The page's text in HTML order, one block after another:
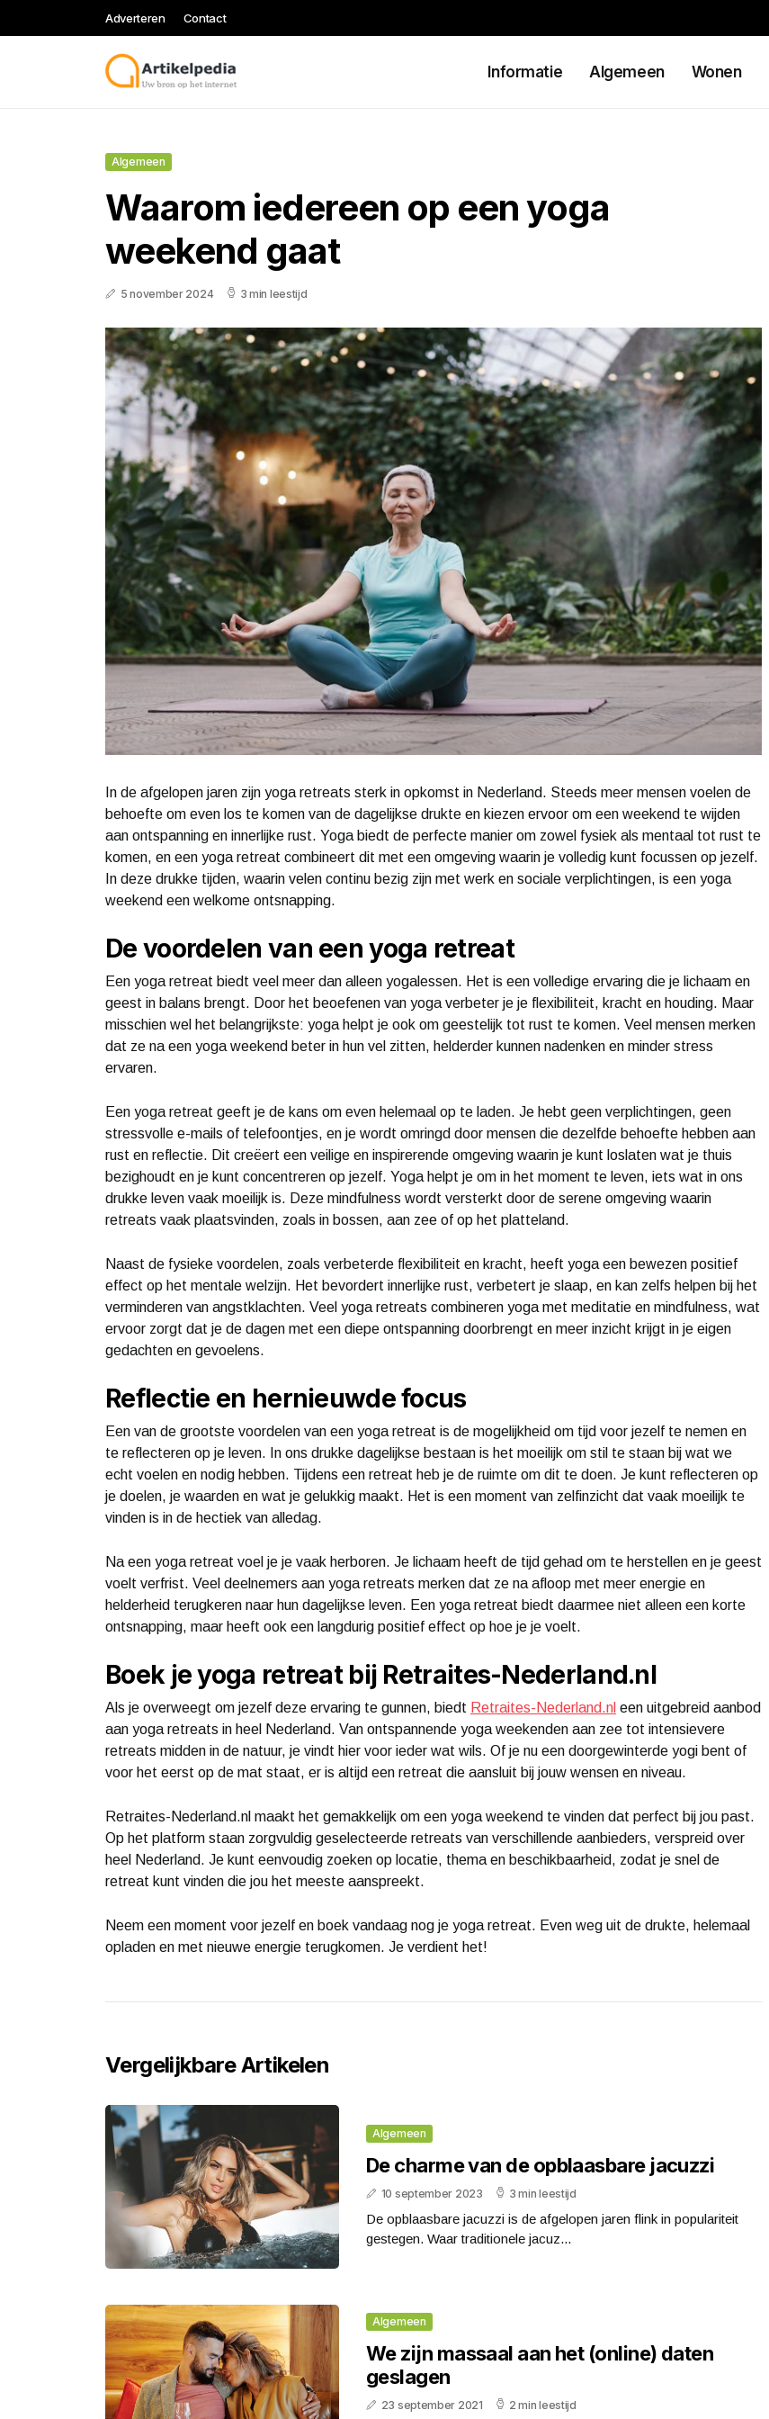
Adverteren Contact
Informatie Algemeen Wonen
Algemeen
Waarom iedereen op een yoga
weekend gaat
5 november 2024 3 min leestijd
In de afgelopen jaren zijn yoga retreats sterk in opkomst in Nederland. Steeds meer mensen voelen de
behoefte om even los te komen van de dagelijkse drukte en kiezen ervoor om een weekend te wijden
aan ontspanning en innerlijke rust. Yoga biedt de perfecte manier om zowel fysiek als mentaal tot rust te
komen, en een yoga retreat combineert dit met een omgeving waarin je volledig kunt focussen op jezelf.
In deze drukke tijden, waarin velen continu bezig zijn met werk en sociale verplichtingen, is een yoga
weekend een welkome ontsnapping.
De voordelen van een yoga retreat
Een yoga retreat biedt veel meer dan alleen yogalessen. Het is een volledige ervaring die je lichaam en
geest in balans brengt. Door het beoefenen van yoga verbeter je je flexibiliteit, kracht en houding. Maar
misschien wel het belangrijkste: yoga helpt je ook om geestelijk tot rust te komen. Veel mensen merken
dat ze na een yoga weekend beter in hun vel zitten, helderder kunnen nadenken en minder stress
ervaren.
Een yoga retreat geeft je de kans om even helemaal op te laden. Je hebt geen verplichtingen, geen
stressvolle e-mails of telefoontjes, en je wordt omringd door mensen die dezelfde behoefte hebben aan
rust en reflectie. Dit creëert een veilige en inspirerende omgeving waarin je kunt loslaten wat je thuis
bezighoudt en je kunt concentreren op jezelf. Yoga helpt je om in het moment te leven, iets wat in ons
drukke leven vaak moeilijk is. Deze mindfulness wordt versterkt door de serene omgeving waarin
retreats vaak plaatsvinden, zoals in bossen, aan zee of op het platteland.
Naast de fysieke voordelen, zoals verbeterde flexibiliteit en kracht, heeft yoga een bewezen positief
effect op het mentale welzijn. Het bevordert innerlijke rust, verbetert je slaap, en kan zelfs helpen bij het
verminderen van angstklachten. Veel yoga retreats combineren yoga met meditatie en mindfulness, wat
ervoor zorgt dat je de dagen met een diepe ontspanning doorbrengt en meer inzicht krijgt in je eigen
gedachten en gevoelens.
Reflectie en hernieuwde focus
Een van de grootste voordelen van een yoga retreat is de mogelijkheid om tijd voor jezelf te nemen en
te reflecteren op je leven. In ons drukke dagelijkse bestaan is het moeilijk om stil te staan bij wat we
echt voelen en nodig hebben. Tijdens een retreat heb je de ruimte om dit te doen. Je kunt reflecteren op
je doelen, je waarden en wat je gelukkig maakt. Het is een moment van zelfinzicht dat vaak moeilijk te
vinden is in de hectiek van alledag.
Na een yoga retreat voel je je vaak herboren. Je lichaam heeft de tijd gehad om te herstellen en je geest
voelt verfrist. Veel deelnemers aan yoga retreats merken dat ze na afloop met meer energie en
helderheid terugkeren naar hun dagelijkse leven. Een yoga retreat biedt daarmee niet alleen een korte
ontsnapping, maar heeft ook een langdurig positief effect op hoe je je voelt.
Boek je yoga retreat bij Retraites-Nederland.nl
Als je overweegt om jezelf deze ervaring te gunnen, biedt Retraites-Nederland.nl een uitgebreid aanbod
aan yoga retreats in heel Nederland. Van ontspannende yoga weekenden aan zee tot intensievere
retreats midden in de natuur, je vindt hier voor ieder wat wils. Of je nu een doorgewinterde yogi bent of
voor het eerst op de mat staat, er is altijd een retreat die aansluit bij jouw wensen en niveau.
Retraites-Nederland.nl maakt het gemakkelijk om een yoga weekend te vinden dat perfect bij jou past.
Op het platform staan zorgvuldig geselecteerde retreats van verschillende aanbieders, verspreid over
heel Nederland. Je kunt eenvoudig zoeken op locatie, thema en beschikbaarheid, zodat je snel de
retreat kunt vinden die jou het meeste aanspreekt.
Neem een moment voor jezelf en boek vandaag nog je yoga retreat. Even weg uit de drukte, helemaal
opladen en met nieuwe energie terugkomen. Je verdient het!
Vergelijkbare Artikelen
Algemeen
De charme van de opblaasbare jacuzzi
10 september 2023 3 min leestijd
De opblaasbare jacuzzi is de afgelopen jaren flink in populariteit
gestegen. Waar traditionele jacuz...
Algemeen
We zijn massaal aan het (online) daten
geslagen
23 september 2021 2 min leestijd